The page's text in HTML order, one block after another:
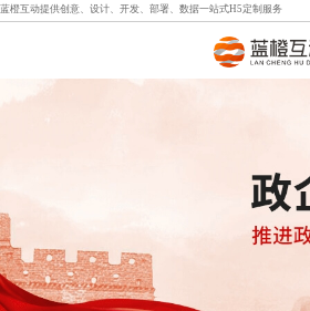
蓝橙互动提供创意、设计、开发、部署、数据一站式H5定制 服务